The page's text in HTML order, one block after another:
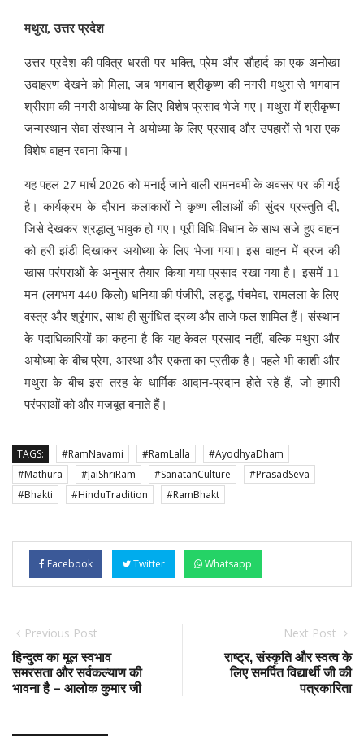
मथुरा, उत्तर प्रदेश
उत्तर प्रदेश की पवित्र धरती पर भक्ति,प्रेम और सौहार्द का एक अनोखा
उदाहरण देखने को मिला,जब भगवान श्रीकृष्ण की नगरी मथुरा से भगवान
श्रीराम की नगरी अयोध्या के लिए विशेष प्रसाद भेजे गए।मथुरा में श्रीकृष्ण
जन्मस्थान सेवा संस्थान ने अयोध्या के लिए प्रसाद और उपहारों से भरा एक
विशेष वाहन रवाना किया।
यह पहल 27 मार्च 2026 को मनाई जाने वाली रामनवमी के अवसर पर की गई
है। कार्यक्रम के दौरान कलाकारों ने कृष्ण लीलाओं की सुंदर प्रस्तुति दी,
जिसे देखकर श्रद्धालु भावुक हो गए।पूरी विधि-विधान के साथ सजे हुए वाहन
को हरी झंडी दिखाकर अयोध्या के लिए भेजा गया। इस वाहन में ब्रज की
खास परंपराओं के अनुसार तैयार किया गया प्रसाद रखा गया है।इसमें 11
मन (लगभग440 किलो) धनिया की पंजीरी,लड्डू,पंचमेवा,रामलला के लिए
वस्त्र और श्रृंगार,साथ ही सुगंधित द्रव्य और ताजे फल शामिल हैं।संस्थान
के पदाधिकारियों का कहना है कि यह केवल प्रसाद नहीं,बल्कि मथुरा और
अयोध्या के बीच प्रेम,आस्था और एकता का प्रतीक है। पहले भी काशी और
मथुरा के बीच इस तरह के धार्मिक आदान-प्रदान होते रहे हैं,जो हमारी
परंपराओं को और मजबूत बनाते हैं।
TAGS: #RamNavami #RamLalla
#AyodhyaDham
#Mathura
#JaiShriRam #SanatanCulture
#PrasadSeva
#Bhakti
#HinduTradition #RamBhakt
Facebook Twitter Whatsapp
Previous Post
हिन्दुत्व का मूल स्वभाव
समरसता और सर्वकल्याण की
भावना है – आलोक कुमार जी
Next Post
राष्ट्र, संस्कृति और स्वत्व के
लिए समर्पित विद्यार्थी जी की
पत्रकारिता